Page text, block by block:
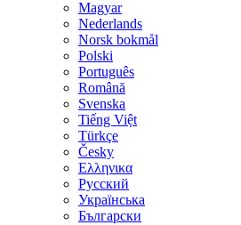
Magyar
Nederlands
Norsk bokmål
Polski
Português
Română
Svenska
Tiếng Việt
Türkçe
Česky
Ελληνικα
Русский
Українська
Български